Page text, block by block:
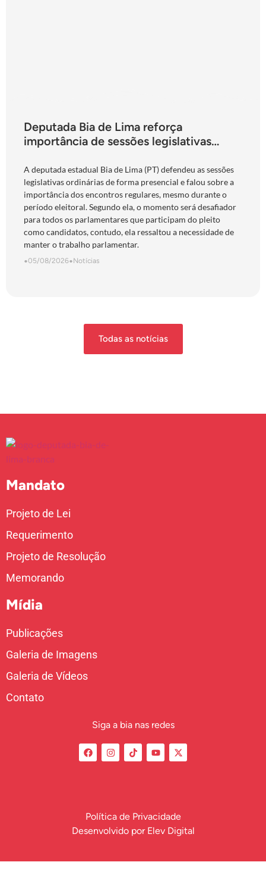
Deputada Bia de Lima reforça
importância de sessões legislativas
“obrigação com o povo de Goiás”
A deputada estadual Bia de Lima (PT) defendeu as sessões
legislativas ordinárias de forma presencial e falou sobre a
importância dos encontros regulares, mesmo durante o
período eleitoral. Segundo ela, o momento será desafiador
para todos os parlamentares que participam do pleito
como candidatos, contudo, ela ressaltou a necessidade de
manter o trabalho parlamentar.
•05/08/2026•Notícias
Todas as notícias
Mandato
Projeto de Lei
Requerimento
Projeto de Resolução
Memorando
Mídia
Publicações
Galeria de Imagens
Galeria de Vídeos
Contato
Siga a bia nas redes
Política de Privacidade
Desenvolvido por Elev Digital